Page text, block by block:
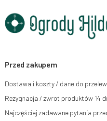
chwili rezygnacji z subskrypcji.
Przysługuje Ci prawo do żądania
ich sprostowania, usunięcia,
momencie bez wpływu na
dokonano na podstawie zgody
e-mail lub pisemnie na adres siedziby.
Więcej informacji:www.mouton.pl/
Przed zakupem
Dostawa i koszty / dane do
Rezygnacja / zwrot produktów 14
Najczęściej zadawane pytania